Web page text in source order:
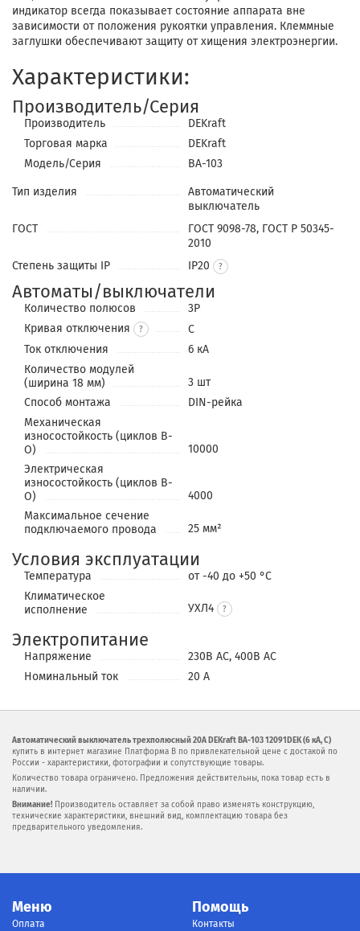
индикатор всегда показывает состояние аппарата вне
зависимости от положения рукоятки управления. Клеммные
заглушки обеспечивают защиту от хищения электроэнергии.
Характеристики:
Производитель/Серия
Производитель
DEKraft
Торговая марка
DEKraft
Модель/Серия
ВА-103
Тип изделия
Автоматический
выключатель
ГОСТ
ГОСТ 9098-78, ГОСТ Р 50345-
2010
Степень защиты IP
IP20
Автоматы/выключатели
Количество полюсов
3P
Кривая отключения
?
C
Ток отключения
6 кА
Количество модулей
(ширина 18 мм)
3 шт
Способ монтажа
DIN-рейка
Механическая
износостойкость (циклов В-
О)
10000
Электрическая
износостойкость (циклов В-
О)
4000
Максимальное сечение
подключаемого провода
25 мм²
Условия эксплуатации
Температура
от -40 до +50 °С
Климатическое
исполнение
УХЛ4
Электропитание
Напряжение
230В АС, 400В АС
Номинальный ток
20 А
Автоматический выключатель трехполюсный 20А DEKraft ВА-103 12091DEK (6 кА, C)
купить в интернет магазине Платформа В по привлекательной цене с достакой по
России - характеристики, фотографии и сопутствующие товары.
Количество товара ограничено. Предложения действительны, пока товар есть в
наличии.
Внимание! Производитель оставляет за собой право изменять конструкцию,
технические характеристики, внешний вид, комплектацию товара без
предварительного уведомления.
Меню
Оплата
Помощь
Контакты